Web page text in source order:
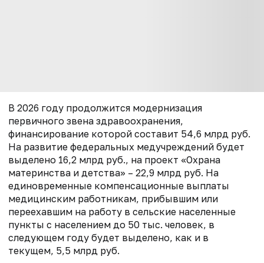
В 2026 году продолжится модернизация
первичного звена здравоохранения,
финансирование которой составит 54,6 млрд руб.
На развитие федеральных медучреждений будет
выделено 16,2 млрд руб., на проект «Охрана
материнства и детства» – 22,9 млрд руб. На
единовременные компенсационные выплаты
медицинским работникам, прибывшим или
переехавшим на работу в сельские населенные
пункты с населением до 50 тыс. человек, в
следующем году будет выделено, как и в
текущем, 5,5 млрд руб.